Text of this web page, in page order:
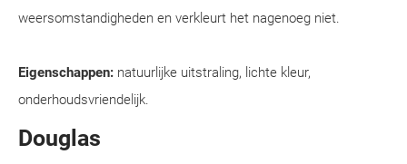
weersomstandigheden en verkleurt het nagenoeg niet.
Eigenschappen: natuurlijke uitstraling, lichte kleur,
onderhoudsvriendelijk.
Douglas